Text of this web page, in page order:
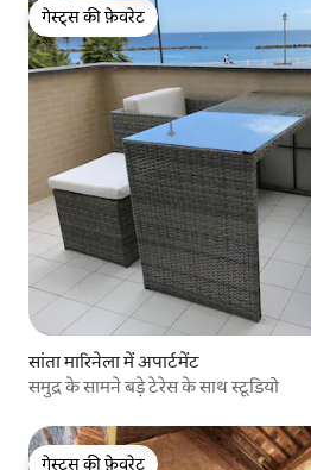
गेस्ट्स की फ़ेवरेट
गेस्ट्स की फ़ेवरेट
सांता मारिनेला में अपार्टमेंट
समुद्र के सामने बड़े टेरेस के साथ स्टूडियो
गेस्ट्स की फ़ेवरेट